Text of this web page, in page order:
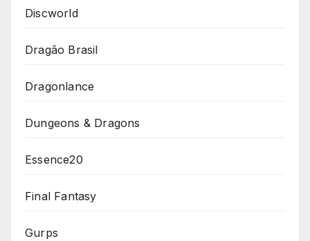
Discworld
Dragão Brasil
Dragonlance
Dungeons & Dragons
Essence20
Final Fantasy
Gurps